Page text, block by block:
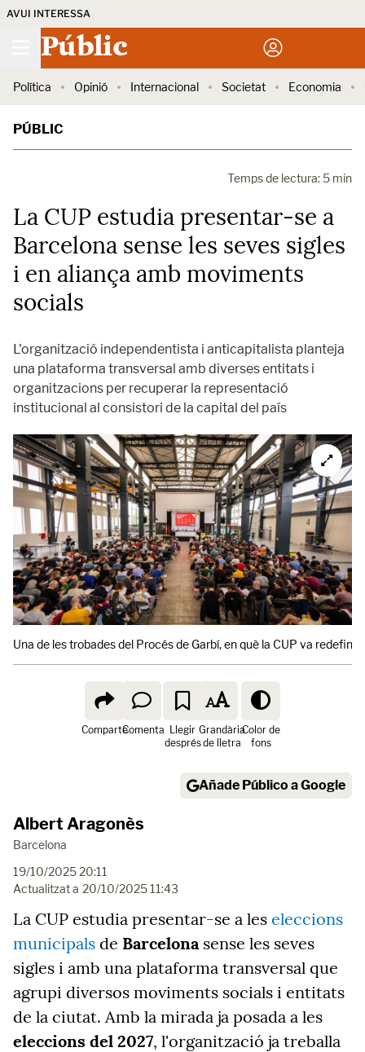
AVUI INTERESSA
Públic
Política Opinió Internacional Societat Economia
PÚBLIC
Temps de lectura: 5 min
La CUP estudia presentar-se a
Barcelona sense les seves sigles
i en aliança amb moviments
socials
L'organització independentista i anticapitalista planteja
una plataforma transversal amb diverses entitats i
organitzacions per recuperar la representació
institucional al consistori de la capital del país
Una de les trobades del Procés de Garbí, en què la CUP va redefinir
ComparteComenta Llegir
després
Grandària
de lletra
Color de
fons
Añade Público a Google
Albert Aragonès
Barcelona
19/10/2025 20:11
Actualitzat a 20/10/2025 11:43
La CUP estudia presentar-se a les eleccions
municipals de Barcelona sense les seves
sigles i amb una plataforma transversal que
agrupi diversos moviments socials i entitats
de la ciutat. Amb la mirada ja posada a les
eleccions del 2027, l'organització ja treballa